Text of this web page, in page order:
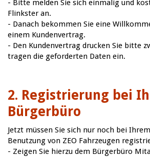
- Bitte melden Sie sich einmalig und
Flinkster an.
- Danach bekommen Sie eine
einem Kundenvertrag.
- Den Kundenvertrag drucken Sie bitte
tragen die geforderten Daten ein.
2. Registrierung bei
Bürgerbüro
Jetzt müssen Sie sich nur noch bei
Benutzung von ZEO Fahrzeugen
- Zeigen Sie hierzu dem Bürgerbüro